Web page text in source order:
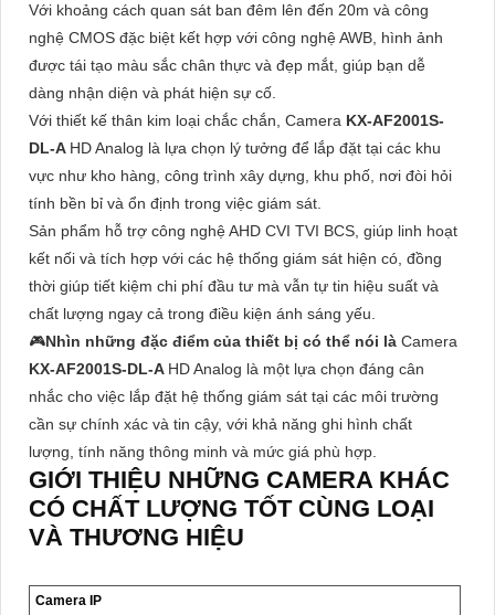
Với khoảng cách quan sát ban đêm lên đến 20m và công
nghệ CMOS đặc biệt kết hợp với công nghệ AWB, hình ảnh
được tái tạo màu sắc chân thực và đẹp mắt, giúp bạn dễ
dàng nhận diện và phát hiện sự cố.
Với thiết kế thân kim loại chắc chắn, Camera KX-AF2001S-
DL-A HD Analog là lựa chọn lý tưởng để lắp đặt tại các khu
vực như kho hàng, công trình xây dựng, khu phố, nơi đòi hỏi
tính bền bỉ và ổn định trong việc giám sát.
Sản phẩm hỗ trợ công nghệ AHD CVI TVI BCS, giúp linh hoạt
kết nối và tích hợp với các hệ thống giám sát hiện có, đồng
thời giúp tiết kiệm chi phí đầu tư mà vẫn tự tin hiệu suất và
chất lượng ngay cả trong điều kiện ánh sáng yếu.
🎮Nhìn những đặc điểm của thiết bị có thể nói là Camera
KX-AF2001S-DL-A HD Analog là một lựa chọn đáng cân
nhắc cho việc lắp đặt hệ thống giám sát tại các môi trường
cần sự chính xác và tin cậy, với khả năng ghi hình chất
lượng, tính năng thông minh và mức giá phù hợp.
GIỚI THIỆU NHỮNG CAMERA KHÁC
CÓ CHẤT LƯỢNG TỐT CÙNG LOẠI
VÀ THƯƠNG HIỆU
Camera IP